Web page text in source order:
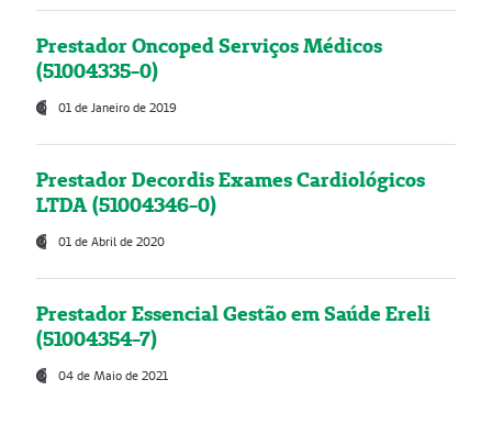
Prestador Oncoped Serviços Médicos
(51004335-0)
01 de Janeiro de 2019
Prestador Decordis Exames Cardiológicos
LTDA (51004346-0)
01 de Abril de 2020
Prestador Essencial Gestão em Saúde Ereli
(51004354-7)
04 de Maio de 2021